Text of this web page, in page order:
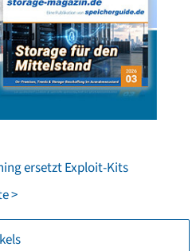
ersetzt Exploit-Kits
>